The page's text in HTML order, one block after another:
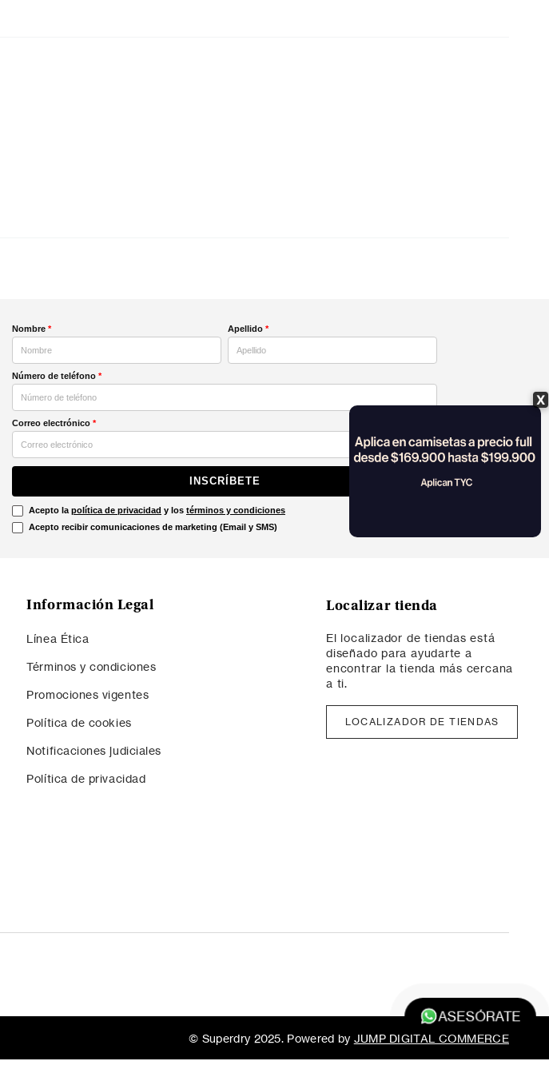
X
ASESÓRATE
Nombre * Apellido *
Número de teléfono *
Correo electrónico *
INSCRÍBETE
Acepto la política de privacidad y los términos y condiciones
Acepto recibir comunicaciones de marketing (Email y SMS)
Información Legal
Línea Ética
Términos y condiciones
Promociones vigentes
Política de cookies
Notificaciones judiciales
Política de privacidad
Localizar tienda
El localizador de tiendas está
diseñado para ayudarte a
encontrar la tienda más cercana
a ti.
LOCALIZADOR DE TIENDAS
© Superdry 2025. Powered by JUMP DIGITAL COMMERCE